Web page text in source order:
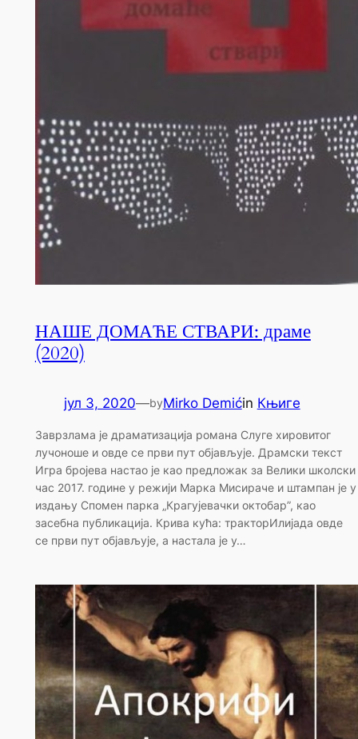
НАШЕ ДОМАЋЕ СТВАРИ: драме
(2020)
јул 3, 2020—byMirko Demićin Књиге
Заврзлама је драматизација романа Слуге хировитог
лучоноше и овде се први пут објављује. Драмски текст
Игра бројева настао је као предложак за Велики школски
час 2017. године у режији Марка Мисираче и штампан је у
издању Спомен парка „Крагујевачки октобар”, као
засебна публикација. Крива кућа: тракторИлијада овде
се први пут објављује, а настала је у…